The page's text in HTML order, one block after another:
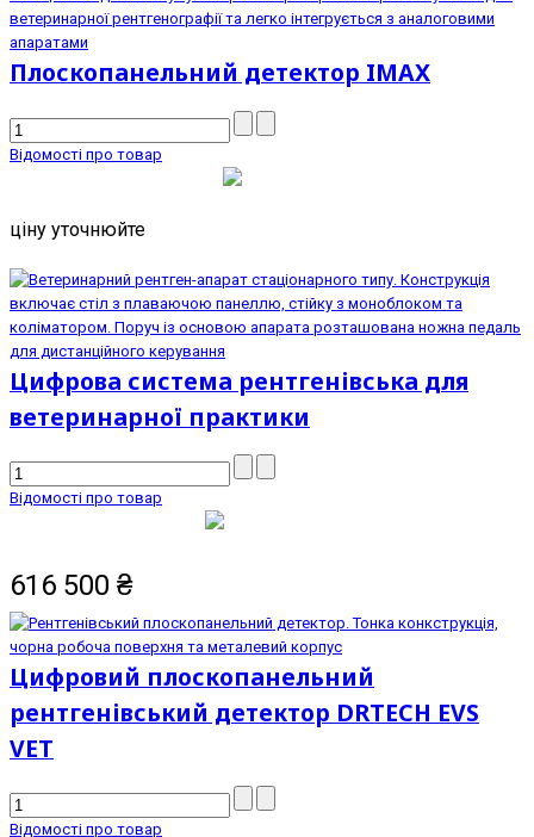
Плоскопанельний детектор IMAX
Відомості про товар
ціну уточнюйте
Цифрова система рентгенівська для
ветеринарної практики
Відомості про товар
616 500 ₴
Цифровий плоскопанельний
рентгенівський детектор DRTECH EVS
VET
Відомості про товар